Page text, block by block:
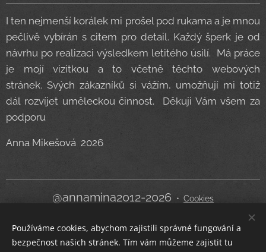
I ten nejmenší korálek mi prošel pod rukama a je mnou
pečlivě vybírán s citem pro detail. Každý šperk je od
návrhu po realizaci výsledkem letitého úsilí. Má práce
je mojí vizitkou a to včetně těchto webových
stránek. Svých zákazníků si vážím, umožňují mi totiž
dál rozvíjet uměleckou činnost. Děkuji Vám všem za
podporu
Anna Mikešová 2026
@annamina2012-2026 Cookies
Jazyky
Čeština
English
Používáme cookies, abychom zajistili správné fungování a
bezpečnost našich stránek. Tím vám můžeme zajistit tu